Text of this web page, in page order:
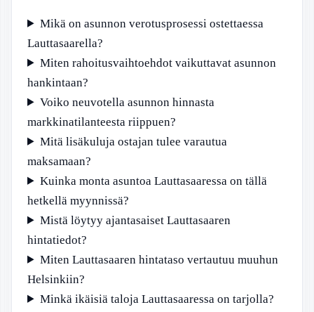
Mikä on asunnon verotusprosessi ostettaessa
Lauttasaarella?
Miten rahoitusvaihtoehdot vaikuttavat asunnon
hankintaan?
Voiko neuvotella asunnon hinnasta
markkinatilanteesta riippuen?
Mitä lisäkuluja ostajan tulee varautua
maksamaan?
Kuinka monta asuntoa Lauttasaaressa on tällä
hetkellä myynnissä?
Mistä löytyy ajantasaiset Lauttasaaren
hintatiedot?
Miten Lauttasaaren hintataso vertautuu muuhun
Helsinkiin?
Minkä ikäisiä taloja Lauttasaaressa on tarjolla?